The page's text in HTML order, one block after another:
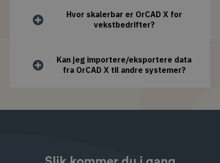
Hvor skalerbar er OrCAD X for
vekstbedrifter?
Kan jeg importere/eksportere data
fra OrCAD X til andre systemer?